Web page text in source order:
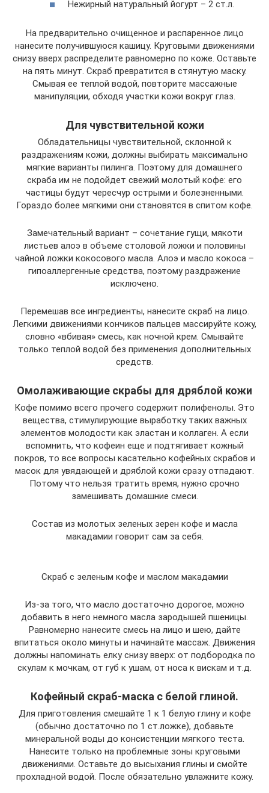
Нежирный натуральный йогурт – 2 ст.л.
На предварительно очищенное и распаренное лицо
нанесите получившуюся кашицу. Круговыми движениями
снизу вверх распределите равномерно по коже. Оставьте
на пять минут. Скраб превратится в стянутую маску.
Смывая ее теплой водой, повторите массажные
манипуляции, обходя участки кожи вокруг глаз.
Для чувствительной кожи
Обладательницы чувствительной, склонной к
раздражениям кожи, должны выбирать максимально
мягкие варианты пилинга. Поэтому для домашнего
скраба им не подойдет свежий молотый кофе: его
частицы будут чересчур острыми и болезненными.
Гораздо более мягкими они становятся в спитом кофе.
Замечательный вариант – сочетание гущи, мякоти
листьев алоэ в объеме столовой ложки и половины
чайной ложки кокосового масла. Алоэ и масло кокоса –
гипоаллергенные средства, поэтому раздражение
исключено.
Перемешав все ингредиенты, нанесите скраб на лицо.
Легкими движениями кончиков пальцев массируйте кожу,
словно «вбивая» смесь, как ночной крем. Смывайте
только теплой водой без применения дополнительных
средств.
Омолаживающие скрабы для дряблой кожи
Кофе помимо всего прочего содержит полифенолы. Это
вещества, стимулирующие выработку таких важных
элементов молодости как эластан и коллаген. А если
вспомнить, что кофеин еще и подтягивает кожный
покров, то все вопросы касательно кофейных скрабов и
масок для увядающей и дряблой кожи сразу отпадают.
Потому что нельзя тратить время, нужно срочно
замешивать домашние смеси.
Состав из молотых зеленых зерен кофе и масла
макадамии говорит сам за себя.
Скраб с зеленым кофе и маслом макадамии
Из-за того, что масло достаточно дорогое, можно
добавить в него немного масла зародышей пшеницы.
Равномерно нанесите смесь на лицо и шею, дайте
впитаться около минуты и начинайте массаж. Движения
должны напоминать елку снизу вверх: от подбородка по
скулам к мочкам, от губ к ушам, от носа к вискам и т.д.
Кофейный скраб-маска с белой глиной.
Для приготовления смешайте 1 к 1 белую глину и кофе
(обычно достаточно по 1 ст.ложке), добавьте
минеральной воды до консистенции мягкого теста.
Нанесите только на проблемные зоны круговыми
движениями. Оставьте до высыхания глины и смойте
прохладной водой. После обязательно увлажните кожу.